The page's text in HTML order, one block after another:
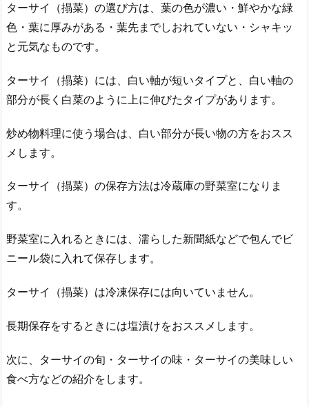
ターサイ（搨菜）の選び方は、葉の色が濃い・鮮やかな緑
色・葉に厚みがある・葉先までしおれていない・シャキッ
と元気なものです。
ターサイ（搨菜）には、白い軸が短いタイプと、白い軸の
部分が長く白菜のように上に伸びたタイプがあります。
炒め物料理に使う場合は、白い部分が長い物の方をおスス
メします。
ターサイ（搨菜）の保存方法は冷蔵庫の野菜室になりま
す。
野菜室に入れるときには、濡らした新聞紙などで包んでビ
ニール袋に入れて保存します。
ターサイ（搨菜）は冷凍保存には向いていません。
長期保存をするときには塩漬けをおススメします。
次に、ターサイの旬・ターサイの味・ターサイの美味しい
食べ方などの紹介をします。